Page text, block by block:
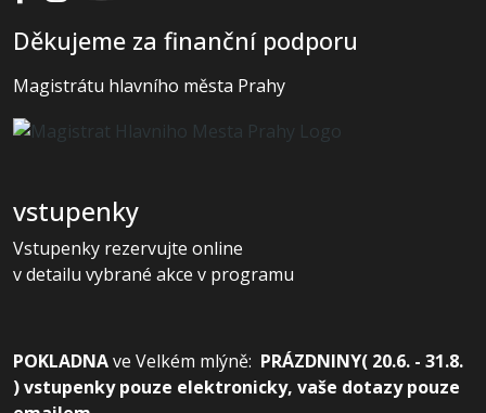
Děkujeme za finanční podporu
Magistrátu hlavního města Prahy
vstupenky
Vstupenky rezervujte online
v detailu vybrané akce v programu
POKLADNAve Velkém mlýně: PRÁZDNINY( 20.6. - 31.8.
) vstupenky pouze elektronicky, vaše dotazy pouze